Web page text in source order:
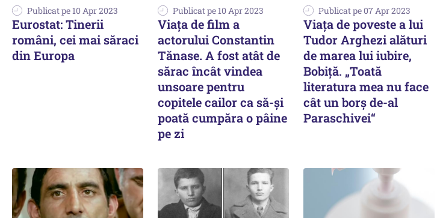
Publicat pe 10 Apr 2023
Eurostat: Tinerii
români, cei mai săraci
din Europa
Publicat pe 10 Apr 2023
Viaţa de film a
actorului Constantin
Tănase. A fost atât de
sărac încât vindea
unsoare pentru
copitele cailor ca să-şi
poată cumpăra o pâine
pe zi
Publicat pe 07 Apr 2023
Viaţa de poveste a lui
Tudor Arghezi alături
de marea lui iubire,
Bobiţă. „Toată
literatura mea nu face
cât un borş de-al
Paraschivei“